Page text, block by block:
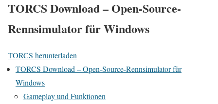
TORCS Download – Open-Source-
Rennsimulator für Windows
TORCS herunterladen
TORCS Download – Open-Source-Rennsimulator für
Windows
Gameplay und Funktionen